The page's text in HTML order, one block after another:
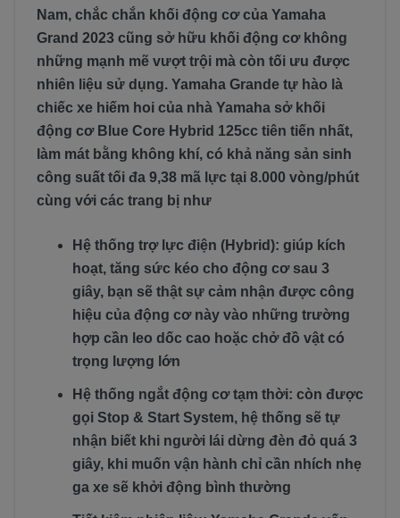
Nam, chắc chắn khối động cơ của Yamaha
Grand 2023 cũng sở hữu khối động cơ không
những mạnh mẽ vượt trội mà còn tối ưu được
nhiên liệu sử dụng. Yamaha Grande tự hào là
chiếc xe hiếm hoi của nhà Yamaha sở khối
động cơ Blue Core Hybrid 125cc tiên tiến nhất,
làm mát bằng không khí, có khả năng sản sinh
công suất tối đa 9,38 mã lực tại 8.000 vòng/phút
cùng với các trang bị như
Hệ thống trợ lực điện (Hybrid): giúp kích
hoạt, tăng sức kéo cho động cơ sau 3
giây, bạn sẽ thật sự cảm nhận được công
hiệu của động cơ này vào những trường
hợp cần leo dốc cao hoặc chở đồ vật có
trọng lượng lớn
Hệ thống ngắt động cơ tạm thời: còn được
gọi Stop & Start System, hệ thống sẽ tự
nhận biết khi người lái dừng đèn đỏ quá 3
giây, khi muốn vận hành chỉ cần nhích nhẹ
ga xe sẽ khởi động bình thường